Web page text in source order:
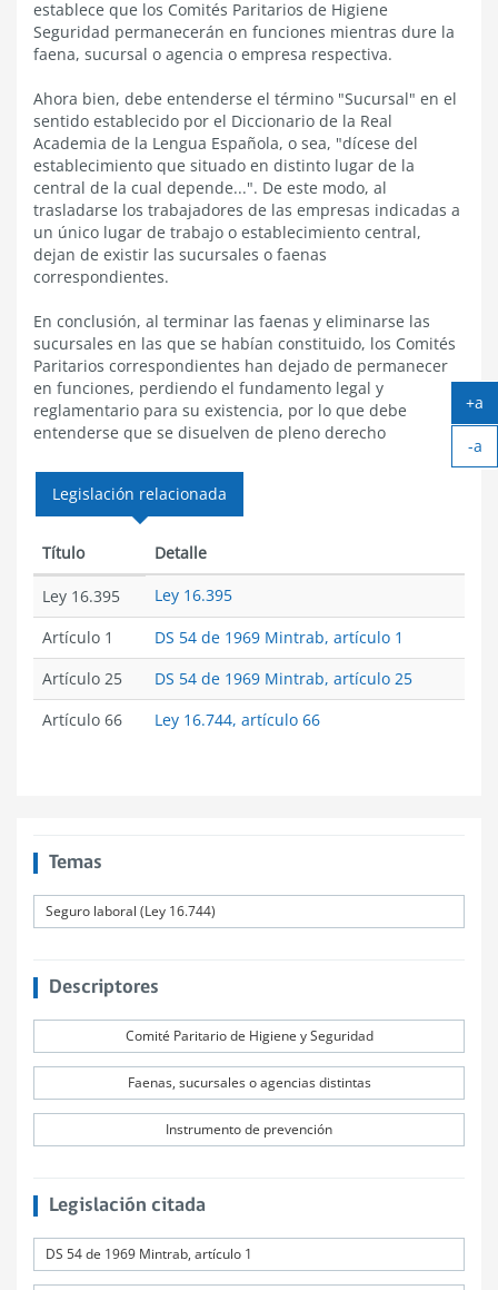
establece que los Comités Paritarios de Higiene
Seguridad permanecerán en funciones mientras dure la
faena, sucursal o agencia o empresa respectiva.
Ahora bien, debe entenderse el término "Sucursal" en el
sentido establecido por el Diccionario de la Real
Academia de la Lengua Española, o sea, "dícese del
establecimiento que situado en distinto lugar de la
central de la cual depende...". De este modo, al
trasladarse los trabajadores de las empresas indicadas a
un único lugar de trabajo o establecimiento central,
dejan de existir las sucursales o faenas
correspondientes.
En conclusión, al terminar las faenas y eliminarse las
sucursales en las que se habían constituido, los Comités
Paritarios correspondientes han dejado de permanecer
en funciones, perdiendo el fundamento legal y
reglamentario para su existencia, por lo que debe
entenderse que se disuelven de pleno derecho
Legislación relacionada
Título Detalle
Ley 16.395
Ley 16.395
Artículo 1
DS 54 de 1969 Mintrab, artículo 1
Artículo 25
DS 54 de 1969 Mintrab, artículo 25
Artículo 66
Ley 16.744, artículo 66
Temas
Seguro laboral (Ley 16.744)
Descriptores
Comité Paritario de Higiene y Seguridad
Faenas, sucursales o agencias distintas
Instrumento de prevención
Legislación citada
DS 54 de 1969 Mintrab, artículo 1
+a
-a